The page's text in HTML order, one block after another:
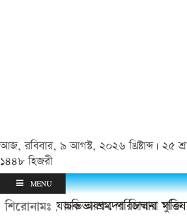
আজ, রবিবার, ৯ আগস্ট, ২০২৬ খ্রিষ্টাব্দ | ২৫
১৪৪৮ হিজরী
MENU
শিরোনামঃঅভিভাবকদের জিম্মায় মুক্তি
অযাচক আশ্রম পরিচালনা পরিষদের